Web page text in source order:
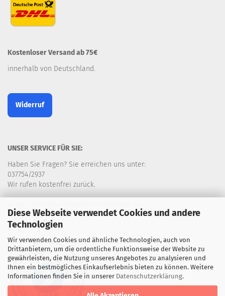
Diese Webseite verwendet Cookies und andere
Technologien
Wir verwenden Cookies und ähnliche Technologien, auch von
Drittanbietern, um die ordentliche Funktionsweise der Website zu
gewährleisten, die Nutzung unseres Angebotes zu analysieren und
Ihnen ein bestmögliches Einkaufserlebnis bieten zu können. Weitere
Informationen finden Sie in unserer Datenschutzerklärung.
Kostenloser Versand ab 75€
innerhalb von Deutschland.
Widerruf
UNSER SERVICE FÜR SIE:
Haben Sie Fragen? Sie erreichen uns unter:
037754/2937
Wir rufen kostenfrei zurück.